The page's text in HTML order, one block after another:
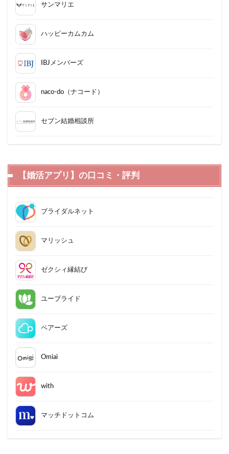
サンマリエ
ハッピーカムカム
IBJメンバーズ
naco-do（ナコード）
セブン結婚相談所
【婚活アプリ】の口コミ・評判
ブライダルネット
マリッシュ
ゼクシィ縁結び
ユーブライド
ペアーズ
Omiai
with
マッチドットコム